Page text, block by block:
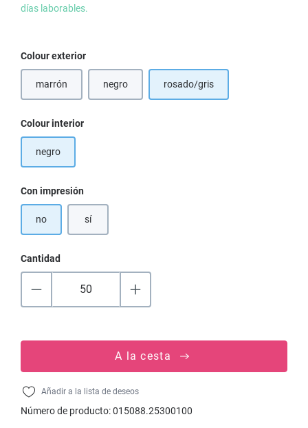
días laborables.
Seleccione
Colour exterior
marrón negro rosado/gris
Seleccione
Colour interior
negro
Seleccione
Con impresión
no sí
Cantidad
A la cesta
Añadir a la lista de deseos
Número de producto:015088.25300100